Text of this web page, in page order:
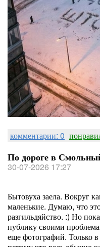
комментарии: 0
По дороге в
30-07-2026 17:27
Бытовуха заела. Вокруг
маленькие. Думаю, что
разгильдяйство. :) Но
публику своими
еще фотографий. Только